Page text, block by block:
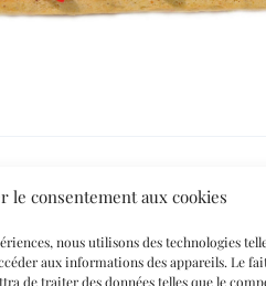
le consentement aux cookies
nous utilisons des technologies
aux informations des appareils. Le
de traiter des données telles que le
légales